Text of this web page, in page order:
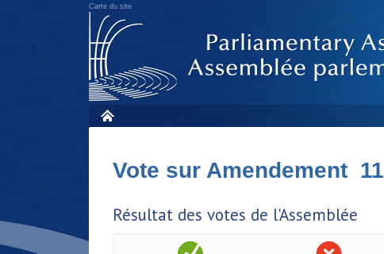
Carte du site
Vote sur Amendement 11
Résultat des votes de l'Assemblée